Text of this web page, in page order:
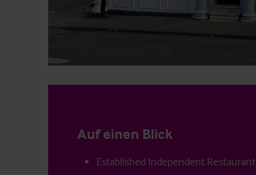
Auf einen Blick
Established Independent Restaurant